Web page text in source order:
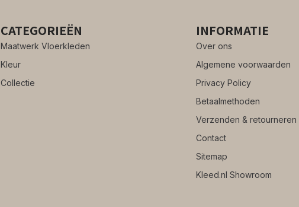
CATEGORIEËN
Maatwerk Vloerkleden
Kleur
Collectie
INFORMATIE
Over ons
Algemene voorwaarden
Privacy Policy
Betaalmethoden
Verzenden & retourneren
Contact
Sitemap
Kleed.nl Showroom